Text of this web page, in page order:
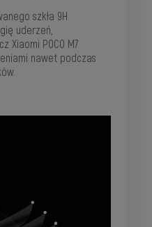
szkła 9H
uderzeń,
Xiaomi POCO M7
nawet podczas